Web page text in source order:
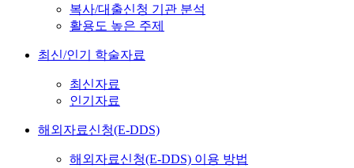
복사/대출신청 기관 분석
활용도 높은 주제
최신/인기 학술자료
최신자료
인기자료
해외자료신청(E-DDS)
해외자료신청(E-DDS) 이용 방법